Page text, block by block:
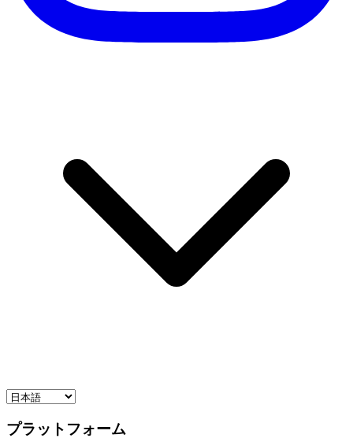
プラットフォーム